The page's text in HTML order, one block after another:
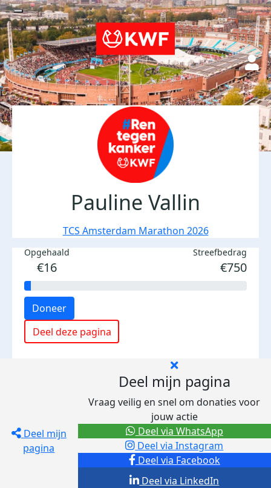
Pauline Vallin
TCS Amsterdam Marathon 2026
Opgehaald
€16
Streefbedrag
€750
Doneer
Deel deze pagina
Deel mijn
pagina
Deel mijn pagina
Vraag veilig en snel om donaties voor
jouw actie
Deel via Facebook
Deel via Instagram
Deel via LinkedIn
Deel via WhatsApp